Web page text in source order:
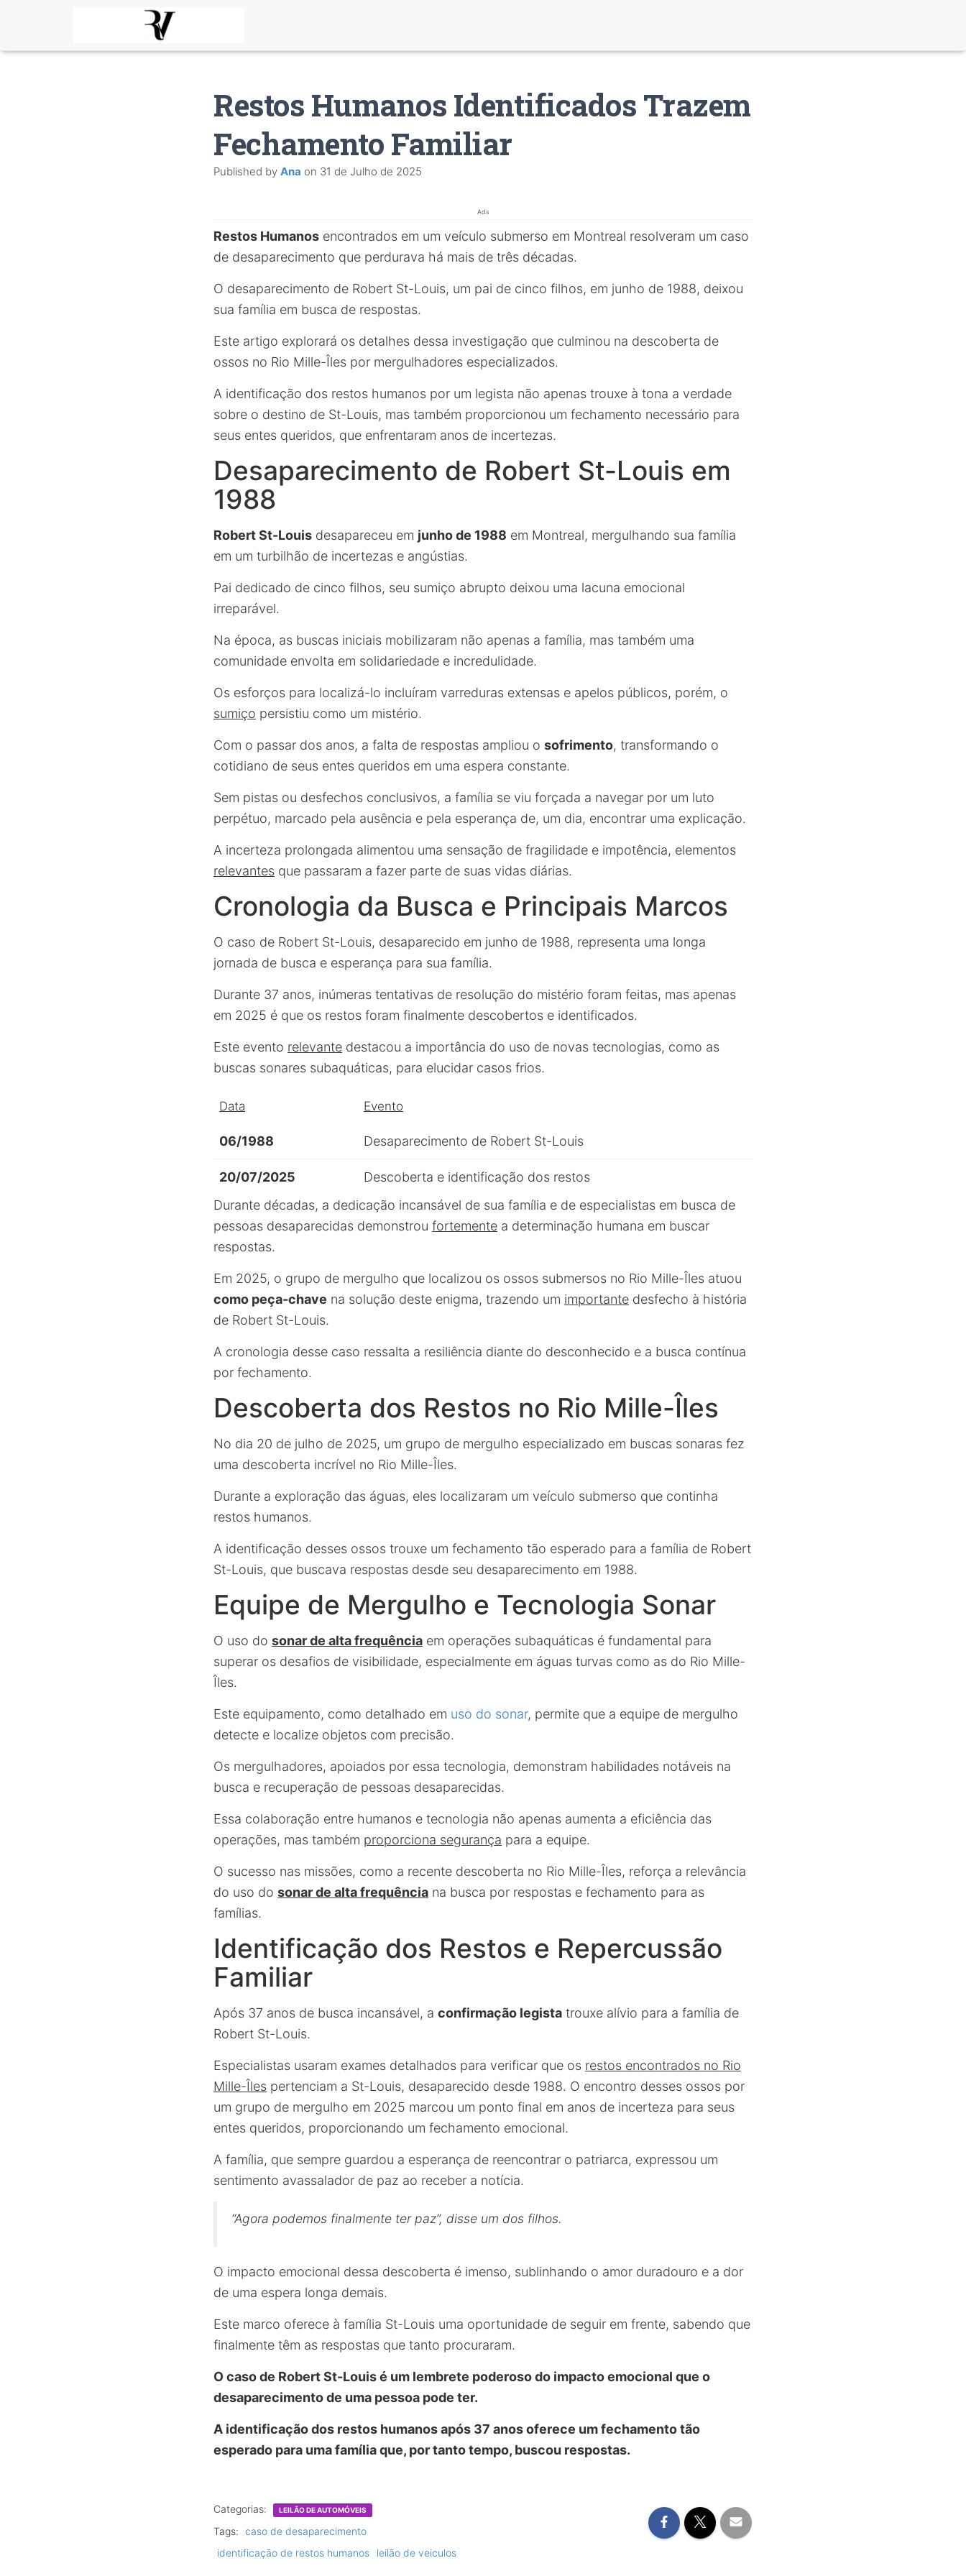
Restos Humanos Identificados Trazem
Fechamento Familiar
Published by Ana on 31 de Julho de 2025
Ads
Restos Humanos encontrados em um veículo submerso em Montreal resolveram um caso
de desaparecimento que perdurava há mais de três décadas.
O desaparecimento de Robert St-Louis, um pai de cinco filhos, em junho de 1988, deixou
sua família em busca de respostas.
Este artigo explorará os detalhes dessa investigação que culminou na descoberta de
ossos no Rio Mille-Îles por mergulhadores especializados.
A identificação dos restos humanos por um legista não apenas trouxe à tona a verdade
sobre o destino de St-Louis, mas também proporcionou um fechamento necessário para
seus entes queridos, que enfrentaram anos de incertezas.
Desaparecimento de Robert St-Louis em
1988
Robert St-Louis desapareceu em junho de 1988 em Montreal, mergulhando sua família
em um turbilhão de incertezas e angústias.
Pai dedicado de cinco filhos, seu sumiço abrupto deixou uma lacuna emocional
irreparável.
Na época, as buscas iniciais mobilizaram não apenas a família, mas também uma
comunidade envolta em solidariedade e incredulidade.
Os esforços para localizá-lo incluíram varreduras extensas e apelos públicos, porém, o
sumiço persistiu como um mistério.
Com o passar dos anos, a falta de respostas ampliou o sofrimento, transformando o
cotidiano de seus entes queridos em uma espera constante.
Sem pistas ou desfechos conclusivos, a família se viu forçada a navegar por um luto
perpétuo, marcado pela ausência e pela esperança de, um dia, encontrar uma explicação.
A incerteza prolongada alimentou uma sensação de fragilidade e impotência, elementos
relevantes que passaram a fazer parte de suas vidas diárias.
Cronologia da Busca e Principais Marcos
O caso de Robert St-Louis, desaparecido em junho de 1988, representa uma longa
jornada de busca e esperança para sua família.
Durante 37 anos, inúmeras tentativas de resolução do mistério foram feitas, mas apenas
em 2025 é que os restos foram finalmente descobertos e identificados.
Este evento relevante destacou a importância do uso de novas tecnologias, como as
buscas sonares subaquáticas, para elucidar casos frios.
Data Evento
06/1988 Desaparecimento de Robert St-Louis
20/07/2025
Descoberta e identificação dos restos
Durante décadas, a dedicação incansável de sua família e de especialistas em busca de
pessoas desaparecidas demonstrou fortemente a determinação humana em buscar
respostas.
Em 2025, o grupo de mergulho que localizou os ossos submersos no Rio Mille-Îles atuou
como peça-chave na solução deste enigma, trazendo um importante desfecho à história
de Robert St-Louis.
A cronologia desse caso ressalta a resiliência diante do desconhecido e a busca contínua
por fechamento.
Descoberta dos Restos no Rio Mille-Îles
No dia 20 de julho de 2025, um grupo de mergulho especializado em buscas sonaras fez
uma descoberta incrível no Rio Mille-Îles.
Durante a exploração das águas, eles localizaram um veículo submerso que continha
restos humanos.
A identificação desses ossos trouxe um fechamento tão esperado para a família de Robert
St-Louis, que buscava respostas desde seu desaparecimento em 1988.
Equipe de Mergulho e Tecnologia Sonar
O uso do sonar de alta frequência em operações subaquáticas é fundamental para
superar os desafios de visibilidade, especialmente em águas turvas como as do Rio Mille-
Îles.
Este equipamento, como detalhado em uso do sonar, permite que a equipe de mergulho
detecte e localize objetos com precisão.
Os mergulhadores, apoiados por essa tecnologia, demonstram habilidades notáveis na
busca e recuperação de pessoas desaparecidas.
Essa colaboração entre humanos e tecnologia não apenas aumenta a eficiência das
operações, mas também proporciona segurança para a equipe.
O sucesso nas missões, como a recente descoberta no Rio Mille-Îles, reforça a relevância
do uso do sonar de alta frequência na busca por respostas e fechamento para as
famílias.
Identificação dos Restos e Repercussão
Familiar
Após 37 anos de busca incansável, a confirmação legista trouxe alívio para a família de
Robert St-Louis.
Especialistas usaram exames detalhados para verificar que os restos encontrados no Rio
Mille-Îles pertenciam a St-Louis, desaparecido desde 1988. O encontro desses ossos por
um grupo de mergulho em 2025 marcou um ponto final em anos de incerteza para seus
entes queridos, proporcionando um fechamento emocional.
A família, que sempre guardou a esperança de reencontrar o patriarca, expressou um
sentimento avassalador de paz ao receber a notícia.
“Agora podemos finalmente ter paz”, disse um dos filhos.
O impacto emocional dessa descoberta é imenso, sublinhando o amor duradouro e a dor
de uma espera longa demais.
Este marco oferece à família St-Louis uma oportunidade de seguir em frente, sabendo que
finalmente têm as respostas que tanto procuraram.
O caso de Robert St-Louis é um lembrete poderoso do impacto emocional que o
desaparecimento de uma pessoa pode ter.
A identificação dos restos humanos após 37 anos oferece um fechamento tão
esperado para uma família que, por tanto tempo, buscou respostas.
Categorias: LEILÃO DE AUTOMÓVEIS
Tags: caso de desaparecimento
identificação de restos humanos
leilão de veiculos